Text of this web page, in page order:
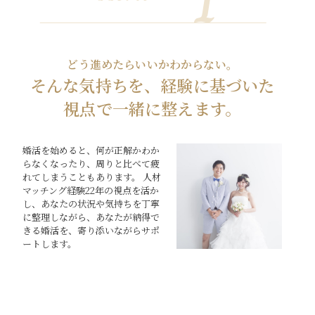
どう進めたらいいかわからない。
そんな気持ちを、経験に基づいた
視点で一緒に整えます。
婚活を始めると、何が正解かわか
らなくなったり、周りと比べて疲
れてしまうこともあります。 人材
マッチング経験22年の視点を活か
し、あなたの状況や気持ちを丁寧
に整理しながら、あなたが納得で
きる婚活を、寄り添いながらサポ
ートします。